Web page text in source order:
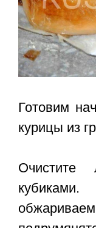
Готовим
курицы из